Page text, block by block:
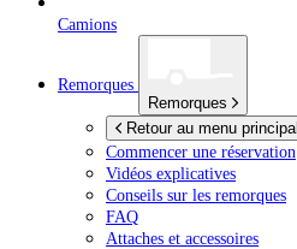
Camions
Remorques
Remorques
Retour au menu principal
Commencer une réservation
Vidéos explicatives
Conseils sur les remorques
FAQ
Attaches et accessoires